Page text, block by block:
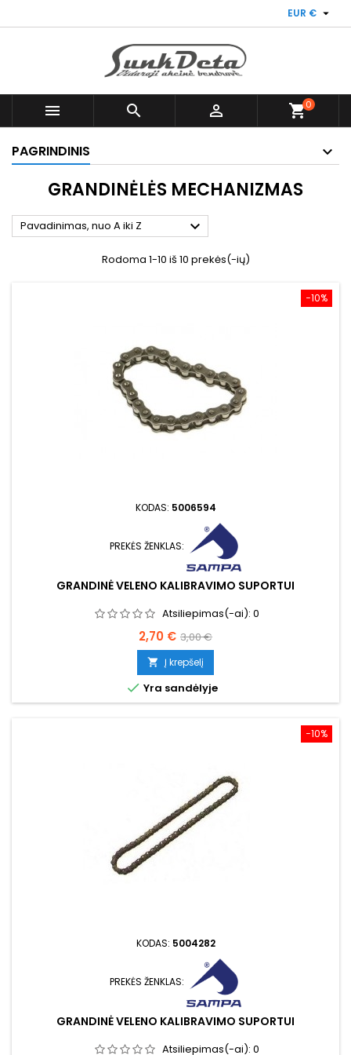
EUR € 
   shopping_cart0
PAGRINDINIS
GRANDINĖLĖS MECHANIZMAS
Pavadinimas, nuo A iki Z 
Rodoma 1-10 iš 10 prekės(-ių)
−10%
KODAS: 5006594
PREKĖS ŽENKLAS:
GRANDINĖ VELENO KALIBRAVIMO SUPORTUI
Atsiliepimas(-ai): 0
Kaina
2,70 € Bazinė
kaina
3,00 €
 Į krepšelį
 Yra sandėlyje
−10%
KODAS: 5004282
PREKĖS ŽENKLAS:
GRANDINĖ VELENO KALIBRAVIMO SUPORTUI
Atsiliepimas(-ai): 0